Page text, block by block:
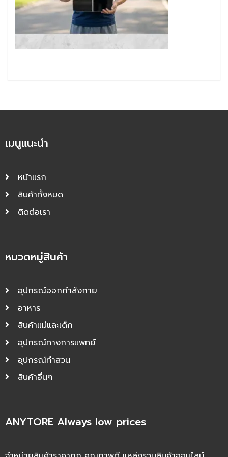
เมนูแนะนำ
หน้าแรก
สินค้าทั้งหมด
ติดต่อเรา
หมวดหมู่สินค้า
อุปกรณ์ออกกำลังกาย
อาหาร
สินค้าแม่และเด็ก
อุปกรณ์ทางการแพทย์
อุปกรณ์ทำสวน
สินค้าอื่นๆ
ANYTORE Always low prices